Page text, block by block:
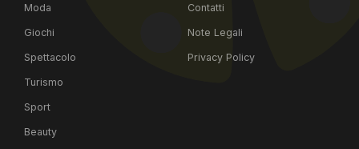
Moda
Giochi
Spettacolo
Turismo
Sport
Beauty
Contatti
Note Legali
Privacy Policy